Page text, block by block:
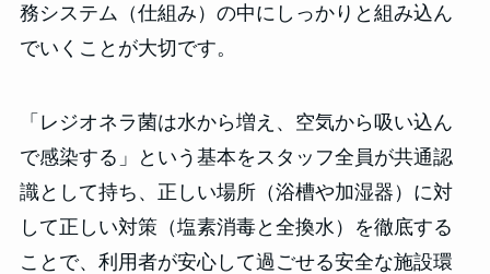
務システム（仕組み）の中にしっかりと組み込ん
でいくことが大切です。
「レジオネラ菌は水から増え、空気から吸い込ん
で感染する」という基本をスタッフ全員が共通認
識として持ち、正しい場所（浴槽や加湿器）に対
して正しい対策（塩素消毒と全換水）を徹底する
ことで、利用者が安心して過ごせる安全な施設環